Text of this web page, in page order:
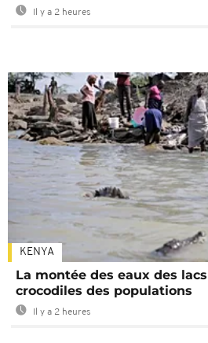
Il y a 2 heures
KENYA
La montée des eaux des
crocodiles des populations
Il y a 2 heures